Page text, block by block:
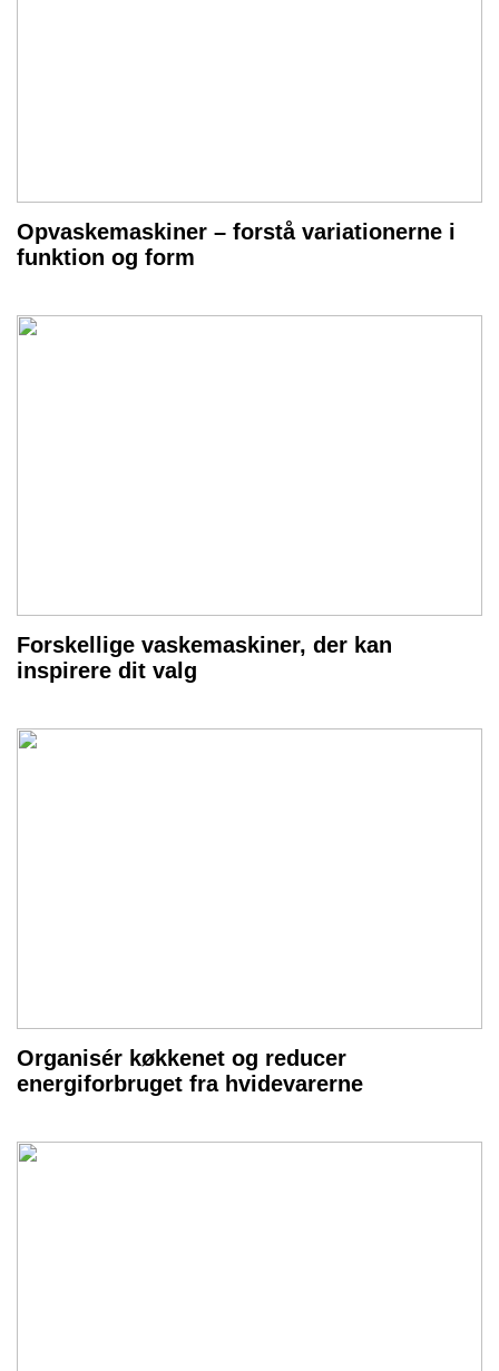
Opvaskemaskiner – forstå variationerne i
funktion og form
Forskellige vaskemaskiner, der kan
inspirere dit valg
Organisér køkkenet og reducer
energiforbruget fra hvidevarerne